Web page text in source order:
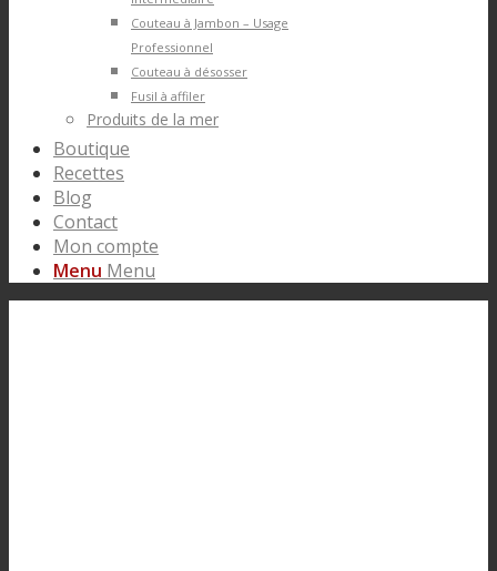
Couteau à Jambon – Usage
Professionnel
Couteau à désosser
Fusil à affiler
Produits de la mer
Boutique
Recettes
Blog
Contact
Mon compte
Menu Menu